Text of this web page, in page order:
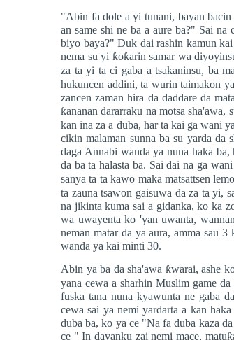
"Abin fa dole a yi tunani, bayan bacin
an same shi ne ba a aure ba?" Sai
biyo baya?" Duk dai rashin kamun
nema su yi ƙoƙarin samar wa
za ta yi ta ci gaba a tsakaninsu, ba
hukuncen addini, ta wurin taimakon
zancen zaman hira da daddare da
ƙananan dararraku na motsa
kan ina za a duba, har ta kai ga wani
cikin malaman sunna ba su yarda da
daga Annabi wanda ya nuna haka
da ba ta halasta ba. Sai dai na ga
sanya ta ta kawo maka matsattsen
ta zauna tsawon gaisuwa da za ta yi,
na jikinta kuma sai a gidanka, ko ka
wa uwayenta ko 'yan uwanta,
neman matar da ya aura, amma sau
wanda ya kai minti 30.
Abin ya ba da sha'awa ƙwarai, ashe
yana cewa a sharhin Muslim game
fuska tana nuna kyawunta ne gaba
cewa sai ya nemi yardarta a kan
duba ba, ko ya ce "Na fa duba kaza
ce " In dayanku zai nemi mace, matuƙ